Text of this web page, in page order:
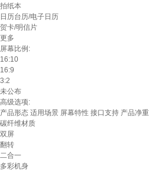
拍纸本
日历台历/电子日历
贺卡/明信片
更多
屏幕比例:
16:10
16:9
3:2
未公布
高级选项:
产品形态 适用场景 屏幕特性 接口支持 产品净重
碳纤维材质
双屏
翻转
二合一
多彩机身